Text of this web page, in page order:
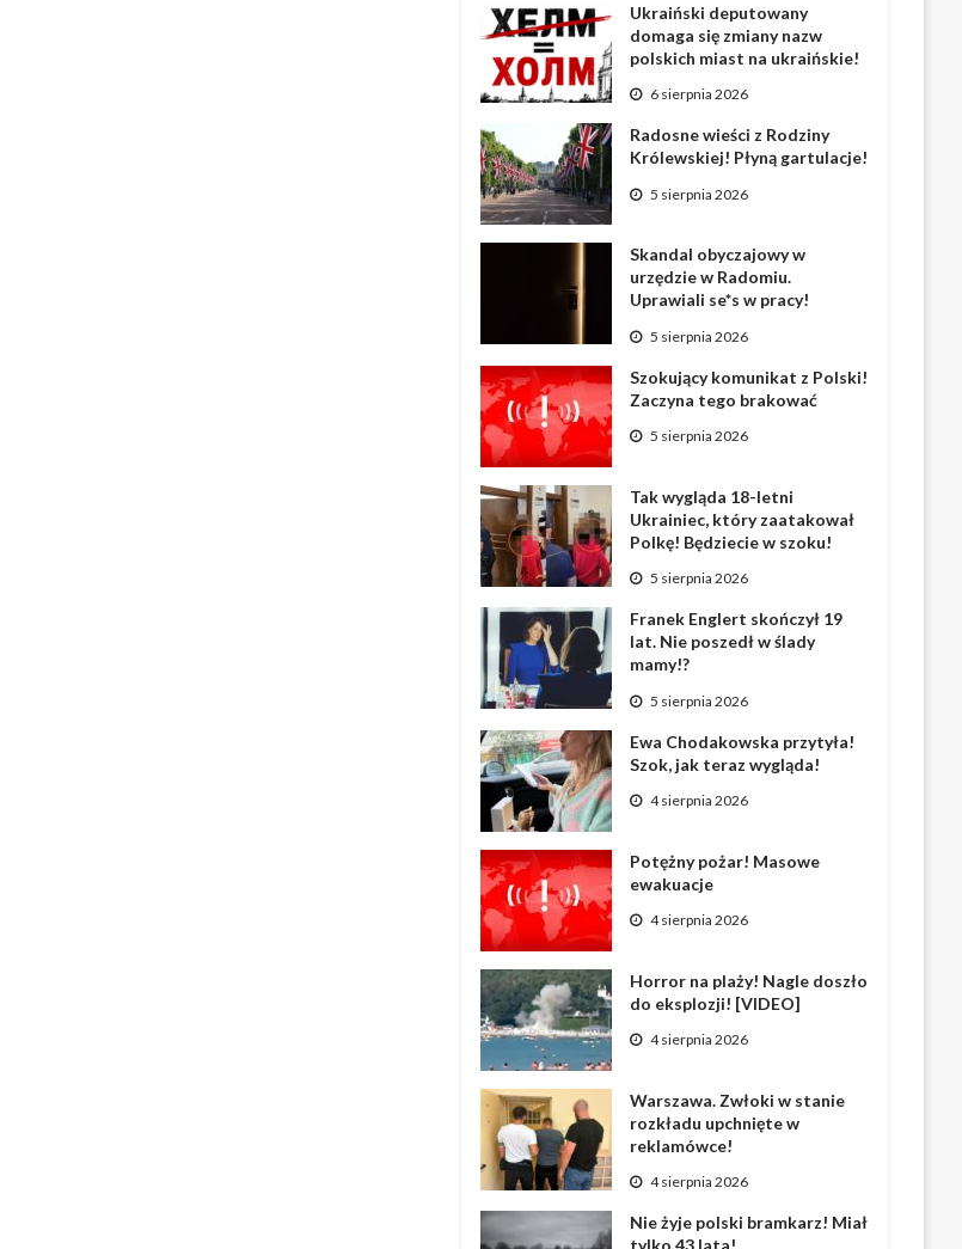
Ukraiński deputowany
domaga się zmiany nazw
polskich miast na ukraińskie!
6 sierpnia 2026
Radosne wieści z Rodziny
Królewskiej! Płyną gartulacje!
5 sierpnia 2026
Skandal obyczajowy w
urzędzie w Radomiu.
Uprawiali se*s w pracy!
5 sierpnia 2026
Szokujący komunikat z Polski!
Zaczyna tego brakować
5 sierpnia 2026
Tak wygląda 18-letni
Ukrainiec, który zaatakował
Polkę! Będziecie w szoku!
5 sierpnia 2026
Franek Englert skończył 19
lat. Nie poszedł w ślady
mamy!?
5 sierpnia 2026
Ewa Chodakowska przytyła!
Szok, jak teraz wygląda!
4 sierpnia 2026
Potężny pożar! Masowe
ewakuacje
4 sierpnia 2026
Horror na plaży! Nagle doszło
do eksplozji! [VIDEO]
4 sierpnia 2026
Warszawa. Zwłoki w stanie
rozkładu upchnięte w
reklamówce!
4 sierpnia 2026
Nie żyje polski bramkarz! Miał